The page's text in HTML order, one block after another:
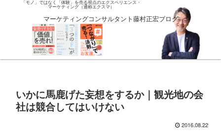
「モノ」ではなく「体験」を売る視点のエクスペリエンス・
マーケティング（通称エクスマ）
マーケティングコンサルタント藤村正宏ブログ
いかに馬鹿げた妄想をするか｜観光地の会
社は競合してはいけない
2016.08.22